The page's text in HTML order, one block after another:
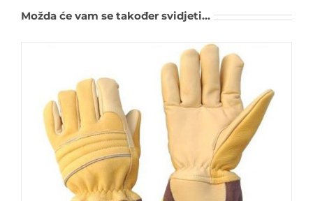
Možda će vam se također svidjeti…